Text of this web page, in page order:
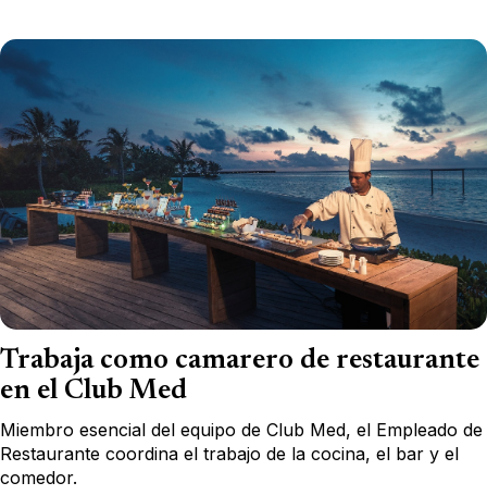
Trabaja como camarero de restaurante
en el Club Med
Miembro esencial del equipo de Club Med, el Empleado de
Restaurante coordina el trabajo de la cocina, el bar y el
comedor.